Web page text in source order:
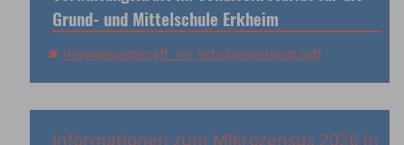
Grund- und Mittelschule Erkheim
Verwaltungskraft_im_Schulsekretariat.pdf
Informationen zum Mikrozensus 2026 in